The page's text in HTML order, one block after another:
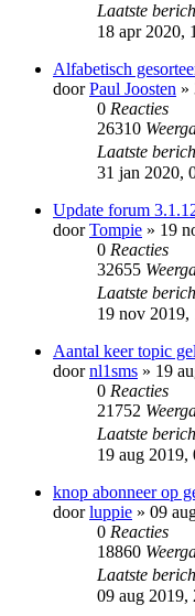
Laatste
18 apr 2020,
Alfabetisch
doorPaul Joosten »
0 Reacties
26310
Laatste
31 jan 2020,
Update forum
doorTompie » 19
0 Reacties
32655
Laatste
19 nov 2019,
Aantal keer topic
doornl1sms » 19
0 Reacties
21752
Laatste
19 aug 2019,
knop abonneer op
doorluppie » 09
0 Reacties
18860
Laatste
09 aug 2019,